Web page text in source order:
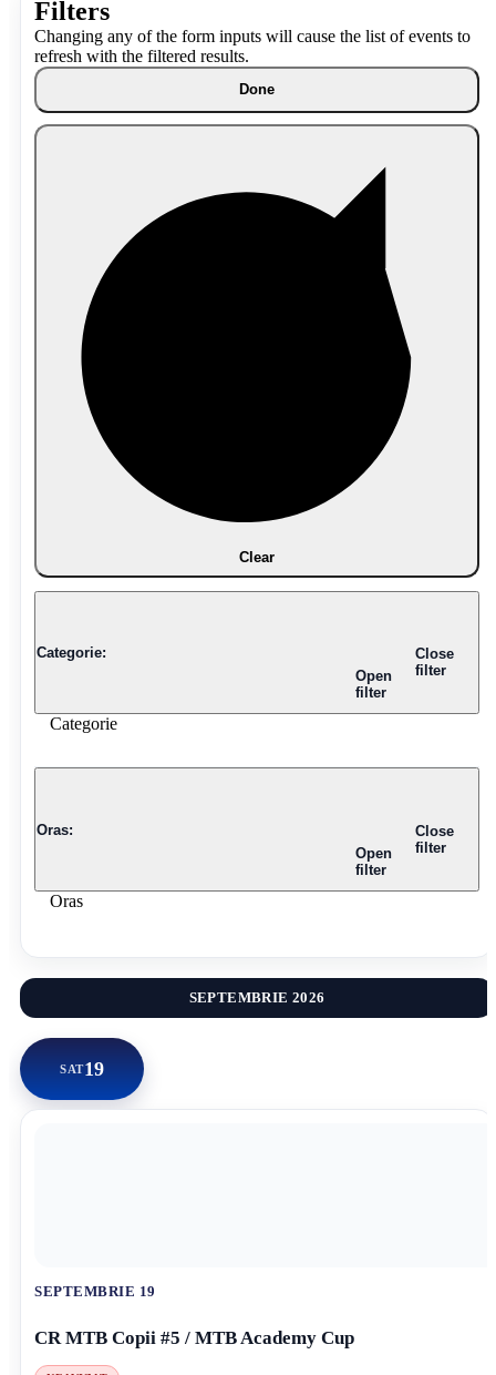
Filters
Changing any of the form inputs will cause the list of events to
refresh with the filtered results.
Done
Clear
Categorie:
Open
filter
Close
filter
Categorie
Oras:
Open
filter
Close
filter
Oras
SEPTEMBRIE 2026
SAT19
SEPTEMBRIE 19
CR MTB Copii #5 / MTB Academy Cup